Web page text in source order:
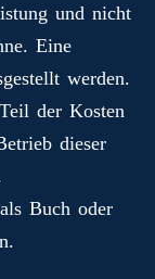
und nicht
Eine
werden.
der Kosten
dieser
Buch oder